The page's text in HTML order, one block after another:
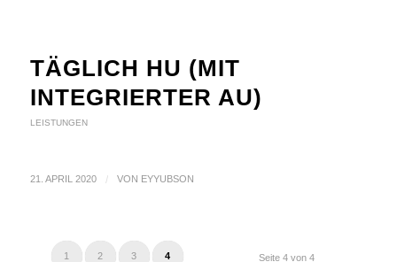
TÄGLICH HU (MIT
INTEGRIERTER AU)
LEISTUNGEN
21. APRIL 2020 / VON EYYUBSON
Seite 4 von 4
1 2 3 4